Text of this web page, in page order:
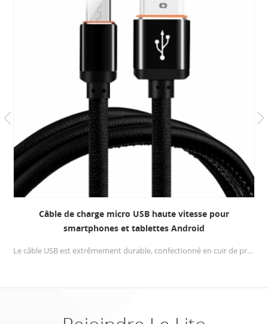
Câble de charge micro USB haute vitesse pour
smartphones et tablettes Android
Le câble USB est extrêmement durable, confectionné en cuir de première qualité pour Câble micro usb plus souple et plus souple, et beaucoup plus durable que les câbles USB normaux.